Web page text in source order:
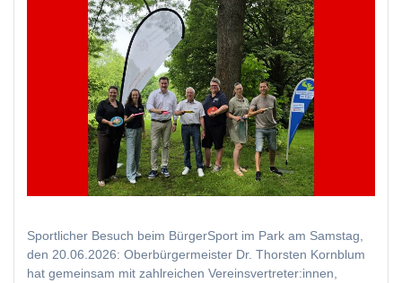
Sportlicher Besuch beim BürgerSport im Park am Samstag,
den 20.06.2026: Oberbürgermeister Dr. Thorsten Kornblum
hat gemeinsam mit zahlreichen Vereinsvertreter:innen,